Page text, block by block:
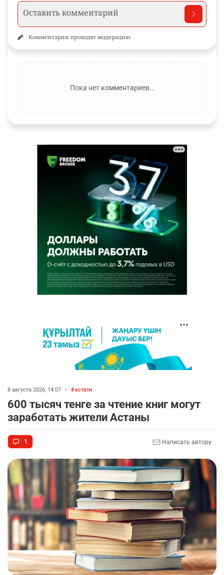
Комментарии проходят модерацию.
Пока нет комментариев…
8 августа 2026, 14:07 • кстати
600 тысяч тенге за чтение книг могут
заработать жители Астаны
1 Написать автору